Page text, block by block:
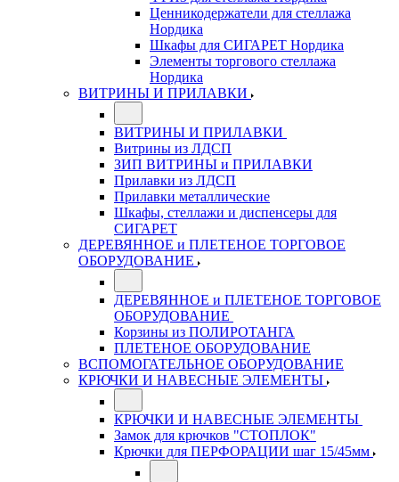
Ценникодержатели для стеллажа
Нордика
Шкафы для СИГАРЕТ Нордика
Элементы торгового стеллажа
Нордика
ВИТРИНЫ И ПРИЛАВКИ
ВИТРИНЫ И ПРИЛАВКИ
Витрины из ЛДСП
ЗИП ВИТРИНЫ и ПРИЛАВКИ
Прилавки из ЛДСП
Прилавки металлические
Шкафы, стеллажи и диспенсеры для
СИГАРЕТ
ДЕРЕВЯННОЕ и ПЛЕТЕНОЕ ТОРГОВОЕ
ОБОРУДОВАНИЕ
ДЕРЕВЯННОЕ и ПЛЕТЕНОЕ ТОРГОВОЕ
ОБОРУДОВАНИЕ
Корзины из ПОЛИРОТАНГА
ПЛЕТЕНОЕ ОБОРУДОВАНИЕ
ВСПОМОГАТЕЛЬНОЕ ОБОРУДОВАНИЕ
КРЮЧКИ И НАВЕСНЫЕ ЭЛЕМЕНТЫ
КРЮЧКИ И НАВЕСНЫЕ ЭЛЕМЕНТЫ
Замок для крючков "СТОПЛОК"
Крючки для ПЕРФОРАЦИИ шаг 15/45мм